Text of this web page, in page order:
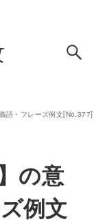
語・フレーズ例文[No.377]
の意
例文